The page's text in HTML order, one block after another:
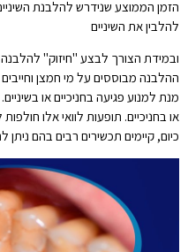
הזמן הממוצע שנידרש להלבנת
להלבין את השיניים
ובמידת הצורך לבצע "חיזוק"
ההלבנה מבוססים על מי חמצן
מנת למנוע פגיעה בחניכיים או
או בחניכיים. תופעות לוואי אלו
כיום, קיימים תכשירים רבים בהם ניתן